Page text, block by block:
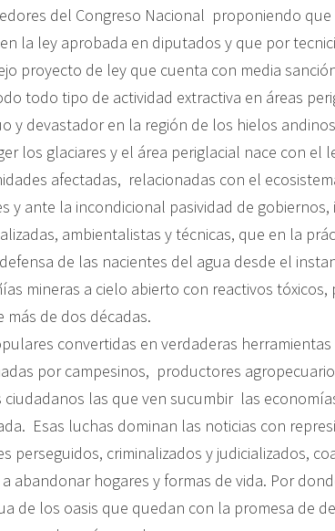
del Congreso Nacional proponiendo
la ley aprobada en diputados y que por
proyecto de ley que cuenta con media
todo tipo de actividad extractiva en áreas
y devastador en la región de los hielos
los glaciares y el área periglacial nace con el
afectadas, relacionadas con el
y ante la incondicional pasividad de
ambientalistas y técnicas, que en la
de las nacientes del agua desde el
mineras a cielo abierto con reactivos tóxicos,
más de dos décadas.
convertidas en verdaderas
por campesinos, productores
las que ven sucumbir las
Esas luchas dominan las noticias con
perseguidos, criminalizados y judicializados,
abandonar hogares y formas de vida. Por
de los oasis que quedan con la promesa de